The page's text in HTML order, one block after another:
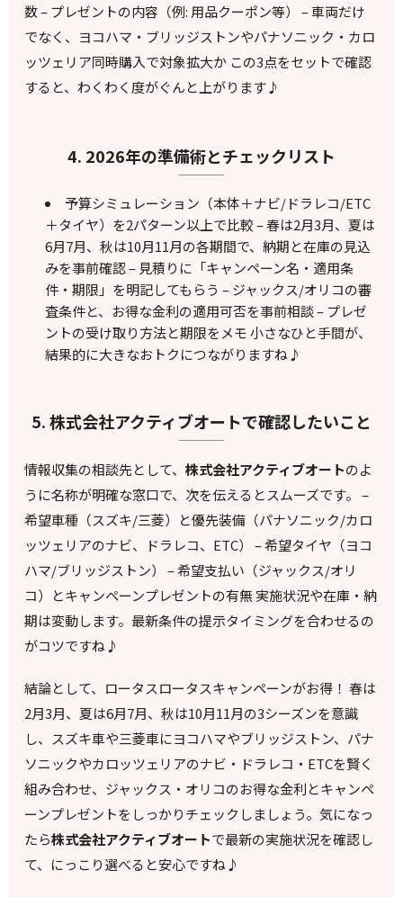
数 – プレゼントの内容（例: 用品クーポン等） – 車両だけ
でなく、ヨコハマ・ブリッジストンやパナソニック・カロ
ッツェリア同時購入で対象拡大か この3点をセットで確認
すると、わくわく度がぐんと上がります♪
4. 2026年の準備術とチェックリスト
予算シミュレーション（本体＋ナビ/ドラレコ/ETC
＋タイヤ）を2パターン以上で比較 – 春は2月3月、夏は
6月7月、秋は10月11月の各期間で、納期と在庫の見込
みを事前確認 – 見積りに「キャンペーン名・適用条
件・期限」を明記してもらう – ジャックス/オリコの審
査条件と、お得な金利の適用可否を事前相談 – プレゼ
ントの受け取り方法と期限をメモ 小さなひと手間が、
結果的に大きなおトクにつながりますね♪
5. 株式会社アクティブオートで確認したいこと
情報収集の相談先として、株式会社アクティブオートのよ
うに名称が明確な窓口で、次を伝えるとスムーズです。 –
希望車種（スズキ/三菱）と優先装備（パナソニック/カロ
ッツェリアのナビ、ドラレコ、ETC） – 希望タイヤ（ヨコ
ハマ/ブリッジストン） – 希望支払い（ジャックス/オリ
コ）とキャンペーンプレゼントの有無 実施状況や在庫・納
期は変動します。最新条件の提示タイミングを合わせるの
がコツですね♪
結論として、ロータスロータスキャンペーンがお得！ 春は
2月3月、夏は6月7月、秋は10月11月の3シーズンを意識
し、スズキ車や三菱車にヨコハマやブリッジストン、パナ
ソニックやカロッツェリアのナビ・ドラレコ・ETCを賢く
組み合わせ、ジャックス・オリコのお得な金利とキャンペ
ーンプレゼントをしっかりチェックしましょう。気になっ
たら株式会社アクティブオートで最新の実施状況を確認し
て、にっこり選べると安心ですね♪